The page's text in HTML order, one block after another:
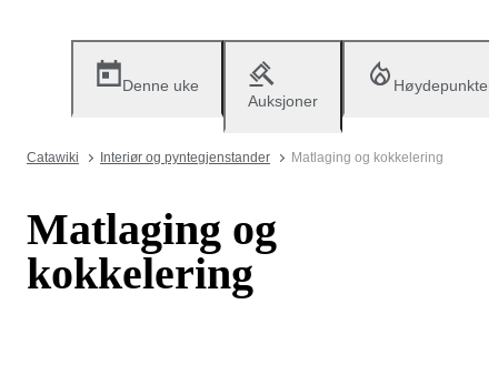
Denne uke
Auksjoner
Høydepunkter
Catawiki Interiør og pyntegjenstander Matlaging og kokkelering
Matlaging og
kokkelering